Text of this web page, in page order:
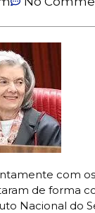
com
de forma
Nacional do